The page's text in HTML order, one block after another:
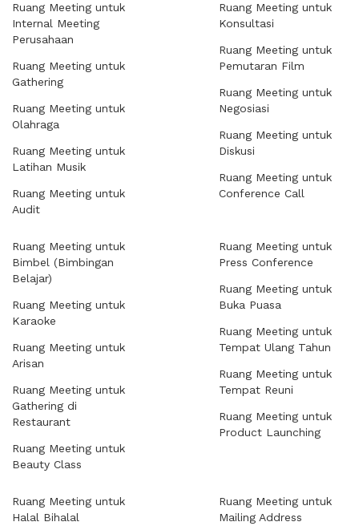
Ruang Meeting untuk
Internal Meeting
Perusahaan
Ruang Meeting untuk
Gathering
Ruang Meeting untuk
Olahraga
Ruang Meeting untuk
Latihan Musik
Ruang Meeting untuk
Audit
Ruang Meeting untuk
Konsultasi
Ruang Meeting untuk
Pemutaran Film
Ruang Meeting untuk
Negosiasi
Ruang Meeting untuk
Diskusi
Ruang Meeting untuk
Conference Call
Ruang Meeting untuk
Bimbel (Bimbingan
Belajar)
Ruang Meeting untuk
Karaoke
Ruang Meeting untuk
Arisan
Ruang Meeting untuk
Gathering di
Restaurant
Ruang Meeting untuk
Beauty Class
Ruang Meeting untuk
Press Conference
Ruang Meeting untuk
Buka Puasa
Ruang Meeting untuk
Tempat Ulang Tahun
Ruang Meeting untuk
Tempat Reuni
Ruang Meeting untuk
Product Launching
Ruang Meeting untuk
Halal Bihalal
Ruang Meeting untuk
Mailing Address